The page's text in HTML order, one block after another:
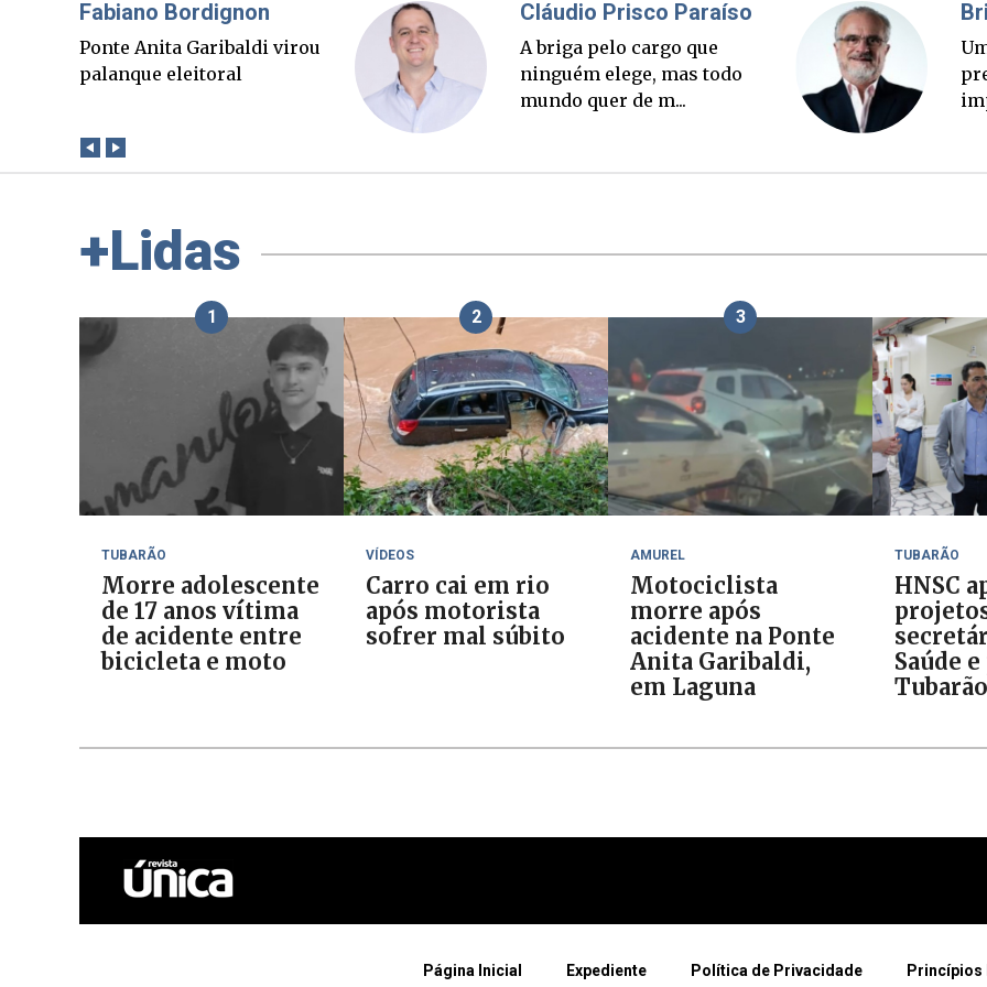
Misael Elias
O Boato corre mais rápido
que a verdade. Mas quem
Fabiano Bordignon
Ponte Anita Garibaldi virou
palanque eleitoral
A
+Lidas
1
TUBARÃO
Morre adolescente
de 17 anos vítima
de acidente entre
bicicleta e moto
2
VÍDEOS
Carro cai em rio
após motorista
sofrer mal súbito
3
AMUREL
Motociclista
morre após
acidente na Ponte
Anita Garibaldi,
em Laguna
TUBARÃO
HNSC
Saúde
Tubarão
Página Inicial Expediente Política de Privacidade Princípios